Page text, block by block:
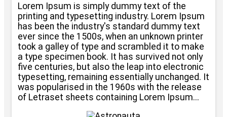
Lorem Ipsum is simply dummy text of the
printing and typesetting industry. Lorem Ipsum
has been the industry's standard dummy text
ever since the 1500s, when an unknown printer
took a galley of type and scrambled it to make
a type specimen book. It has survived not only
five centuries, but also the leap into electronic
typesetting, remaining essentially unchanged. It
was popularised in the 1960s with the release
of Letraset sheets containing Lorem Ipsum...